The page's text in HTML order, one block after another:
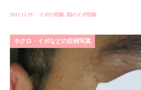
2021.12.19 イボの切除, 顔のイボ切除
ホクロ・イボなどの症例写真